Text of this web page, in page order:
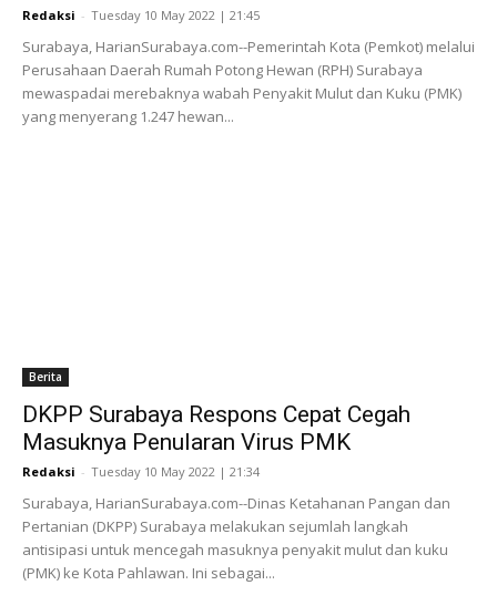
Redaksi - Tuesday 10 May 2022 | 21:45
Surabaya, HarianSurabaya.com--Pemerintah Kota (Pemkot) melalui
Perusahaan Daerah Rumah Potong Hewan (RPH) Surabaya
mewaspadai merebaknya wabah Penyakit Mulut dan Kuku (PMK)
yang menyerang 1.247 hewan...
Berita
DKPP Surabaya Respons Cepat Cegah
Masuknya Penularan Virus PMK
Redaksi - Tuesday 10 May 2022 | 21:34
Surabaya, HarianSurabaya.com--Dinas Ketahanan Pangan dan
Pertanian (DKPP) Surabaya melakukan sejumlah langkah
antisipasi untuk mencegah masuknya penyakit mulut dan kuku
(PMK) ke Kota Pahlawan. Ini sebagai...